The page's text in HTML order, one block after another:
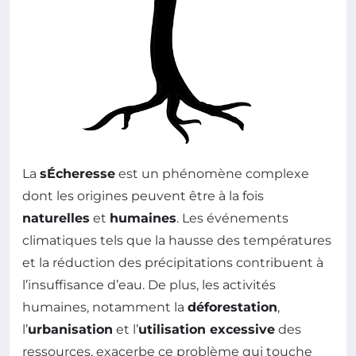
La sÉcheresse est un phénomène complexe
dont les origines peuvent être à la fois
naturelles et humaines. Les événements
climatiques tels que la hausse des températures
et la réduction des précipitations contribuent à
l’insuffisance d’eau. De plus, les activités
humaines, notamment la déforestation,
l’urbanisation et l’utilisation excessive des
ressources, exacerbe ce problème qui touche